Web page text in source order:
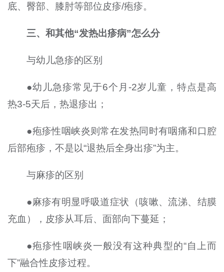
底、臀部、膝肘等部位皮疹/疱疹。
三、和其他“发热出疹病”怎么分
与幼儿急疹的区别
●幼儿急疹常见于6个月-2岁儿童，特点是高
热3-5天后，热退疹出；
●疱疹性咽峡炎则常在发热同时有咽痛和口腔
后部疱疹，不是以“退热后全身出疹”为主。
与麻疹的区别
●麻疹有明显呼吸道症状（咳嗽、流涕、结膜
充血），皮疹从耳后、面部向下蔓延；
●疱疹性咽峡炎一般没有这种典型的“自上而
下”融合性皮疹过程。